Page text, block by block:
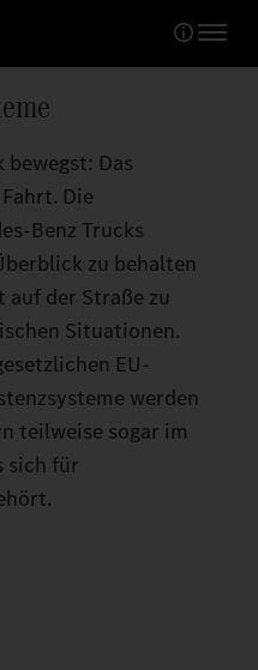
bewegst: Das
Die
Trucks
zu behalten
der Straße zu
Situationen.
EU-
werden
teilweise sogar im
sich für